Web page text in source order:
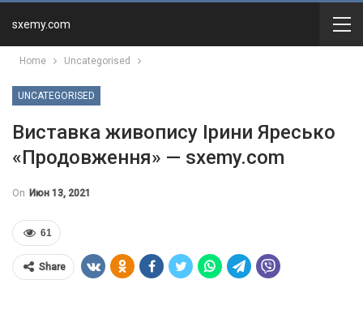
sxemy.com
Home Uncategorised
UNCATEGORISED
Виставка живопису Ірини Яресько
«Продовження» — sxemy.com
On Июн 13, 2021
61
Share